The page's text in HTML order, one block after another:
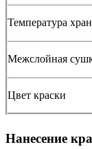
Температура
Межслойная
Цвет краски
Нанесение